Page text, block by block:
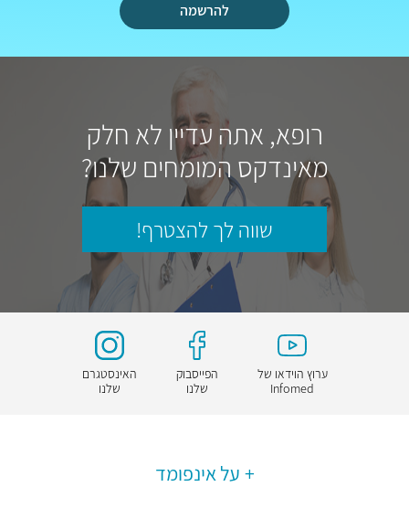
להרשמה
רופא, אתה עדיין לא חלק
מאינדקס המומחים שלנו?
שווה לך להצטרף!
ערוץ הוידאו של
Infomed
הפייסבוק
שלנו
האינסטגרם
שלנו
על אינפומד